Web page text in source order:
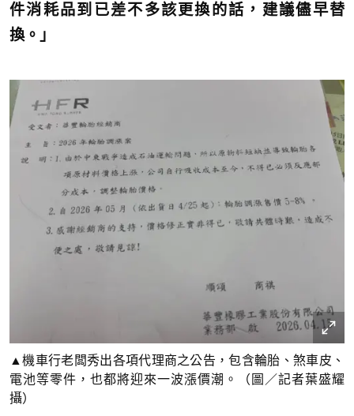
件消耗品到已差不多該更換的話，建議儘早替
換。」
▲機車行老闆秀出各項代理商之公告，包含輪胎、煞車皮、
電池等零件，也都將迎來一波漲價潮。（圖／記者葉盛耀
攝）